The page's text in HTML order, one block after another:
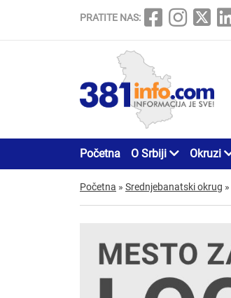
PRATITE NAS:
Početna O Srbiji Okruzi
Početna » Srednjebanatski okrug »